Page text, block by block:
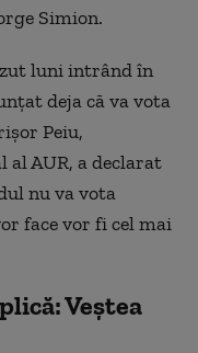
Simion.
luni intrând în
deja că va vota
Peiu,
AUR, a declarat
nu va vota
face vor fi cel mai
Veștea